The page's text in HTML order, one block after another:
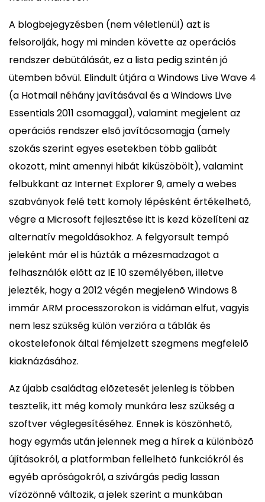
A blogbejegyzésben (nem véletlenül) azt is
felsorolják, hogy mi minden követte az operációs
rendszer debütálását, ez a lista pedig szintén jó
ütemben bõvül. Elindult útjára a Windows Live Wave 4
(a Hotmail néhány javításával és a Windows Live
Essentials 2011 csomaggal), valamint megjelent az
operációs rendszer elsõ javítócsomagja (amely
szokás szerint egyes esetekben több galibát
okozott, mint amennyi hibát kiküszöbölt), valamint
felbukkant az Internet Explorer 9, amely a webes
szabványok felé tett komoly lépésként értékelhetõ,
végre a Microsoft fejlesztése itt is kezd közelíteni az
alternatív megoldásokhoz. A felgyorsult tempó
jeleként már el is húzták a mézesmadzagot a
felhasználók elõtt az IE 10 személyében, illetve
jelezték, hogy a 2012 végén megjelenõ Windows 8
immár ARM processzorokon is vidáman elfut, vagyis
nem lesz szükség külön verzióra a táblák és
okostelefonok által fémjelzett szegmens megfelelõ
kiaknázásához.
Az újabb családtag elõzetesét jelenleg is többen
tesztelik, itt még komoly munkára lesz szükség a
szoftver véglegesítéséhez. Ennek is köszönhetõ,
hogy egymás után jelennek meg a hírek a különbözõ
újításokról, a platformban fellelhetõ funkciókról és
egyéb apróságokról, a szivárgás pedig lassan
vízözönné változik, a jelek szerint a munkában